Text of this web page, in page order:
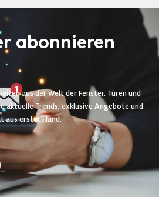
abonnieren
aus der Welt der Fenster, Türen und
aktuelle Trends, exklusive Angebote und
aus erster Hand.